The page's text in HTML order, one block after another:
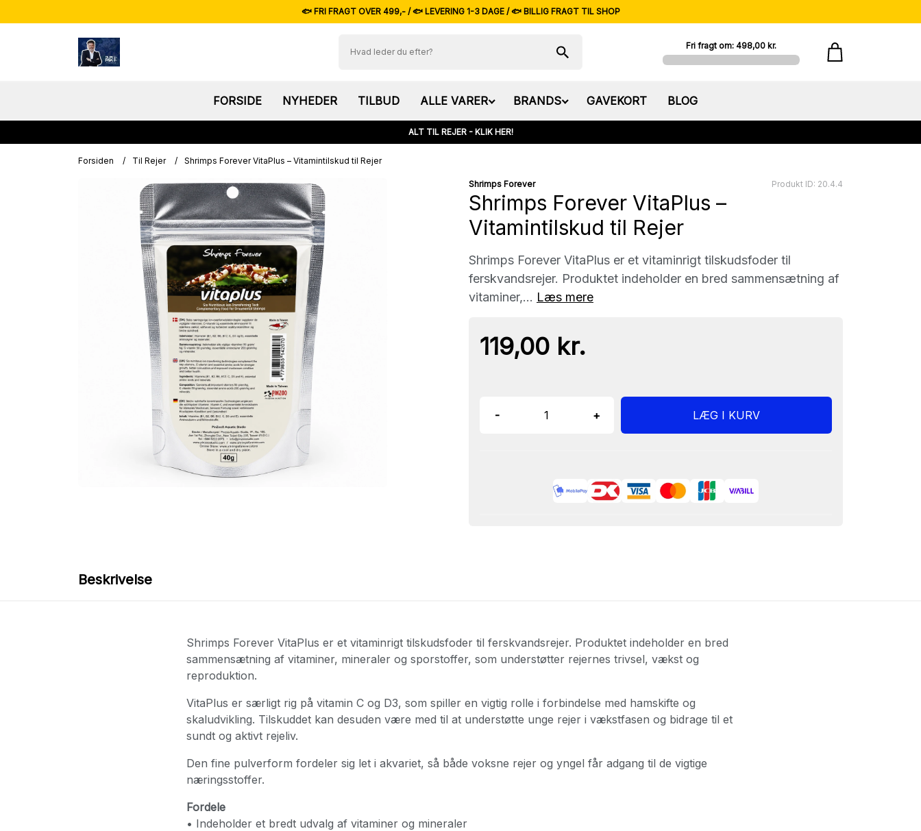
🐟 FRI FRAGT OVER 499,- / 🐟 LEVERING 1-3 DAGE / 🐟 BILLIG FRAGT TIL SHOP
Fri fragt om: 498,00 kr.
FORSIDE NYHEDER TILBUD ALLE VARER BRANDS GAVEKORT BLOG
ALT TIL REJER - KLIK HER!
Forsiden / Til Rejer / Shrimps Forever VitaPlus – Vitamintilskud til Rejer
Shrimps Forever Produkt ID: 20.4.4
Shrimps Forever VitaPlus –
Vitamintilskud til Rejer
Shrimps Forever VitaPlus er et vitaminrigt tilskudsfoder til
ferskvandsrejer. Produktet indeholder en bred sammensætning af
vitaminer,... Læs mere
119,00 kr.
- + LÆG I KURV
Beskrivelse
Shrimps Forever VitaPlus er et vitaminrigt tilskudsfoder til ferskvandsrejer. Produktet indeholder en bred
sammensætning af vitaminer, mineraler og sporstoffer, som understøtter rejernes trivsel, vækst og
reproduktion.
VitaPlus er særligt rig på vitamin C og D3, som spiller en vigtig rolle i forbindelse med hamskifte og
skaludvikling. Tilskuddet kan desuden være med til at understøtte unge rejer i vækstfasen og bidrage til et
sundt og aktivt rejeliv.
Den fine pulverform fordeler sig let i akvariet, så både voksne rejer og yngel får adgang til de vigtige
næringsstoffer.
Fordele
• Indeholder et bredt udvalg af vitaminer og mineraler